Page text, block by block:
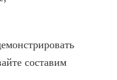
составим